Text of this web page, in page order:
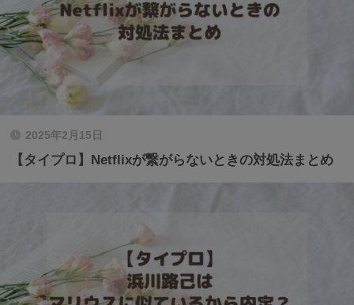
2025年2月15日
【タイプロ】Netflixが繋がらないときの対処法まとめ